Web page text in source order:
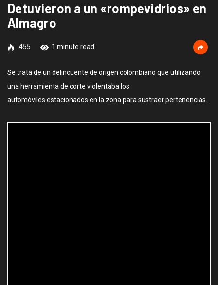
Detuvieron a un «rompevidrios» en
Almagro
455 1 minute read
Se trata de un delincuente de origen colombiano que utilizando
una herramienta de corte violentaba los
automóviles estacionados en la zona para sustraer pertenencias.